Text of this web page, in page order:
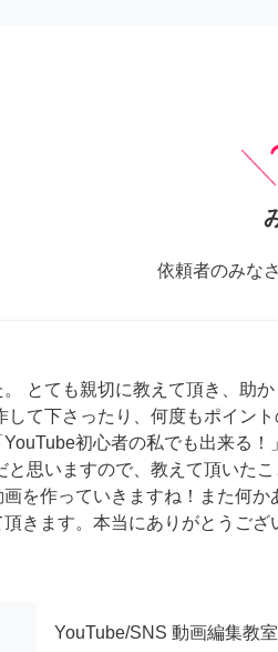
依頼者のみな
とても親切に教えて頂き、助か
して下さったり、何度もポイント
初心者の私でも出来る！」
と思いますので、教えて頂いたこ
を作っていきますね！また何か
きます。本当にありがとうござ
YouTube/SNS 動画編集教室